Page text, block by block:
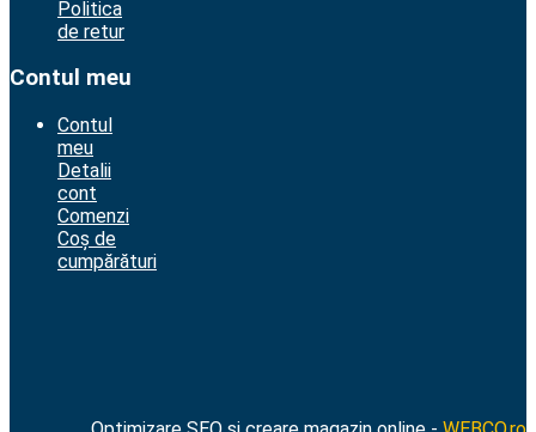
Politica
de retur
Contul meu
Contul
meu
Detalii
cont
Comenzi
Coș de
cumpărături